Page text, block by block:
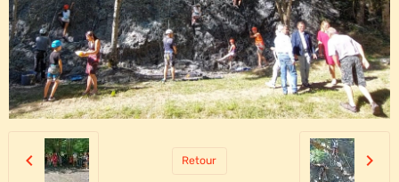
Retour